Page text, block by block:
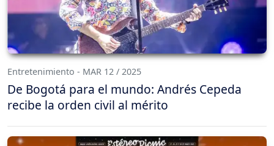
Entretenimiento - MAR 12 / 2025
De Bogotá para el mundo: Andrés Cepeda
recibe la orden civil al mérito